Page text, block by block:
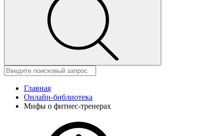
Главная
Онлайн-библиотека
Мифы о фитнес-тренерах